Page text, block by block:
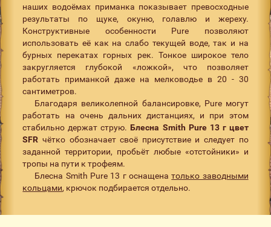
наших водоёмах приманка показывает превосходные
результаты по щуке, окуню, голавлю и жереху.
Конструктивные особенности Pure позволяют
использовать её как на слабо текущей воде, так и на
бурных перекатах горных рек. Тонкое широкое тело
закругляется глубокой «ложкой», что позволяет
работать приманкой даже на мелководье в 20 - 30
сантиметров.
Благодаря великолепной балансировке, Pure могут
работать на очень дальних дистанциях, и при этом
стабильно держат струю.Блесна Smith Pure 13 г цвет
SFRчётко обозначает своё присутствие и следует по
заданной территории, пробьёт любые «отстойники» и
тропы на пути к трофеям.
Блесна Smith Pure 13 г оснащенатолько заводными
кольцами, крючок подбирается отдельно.